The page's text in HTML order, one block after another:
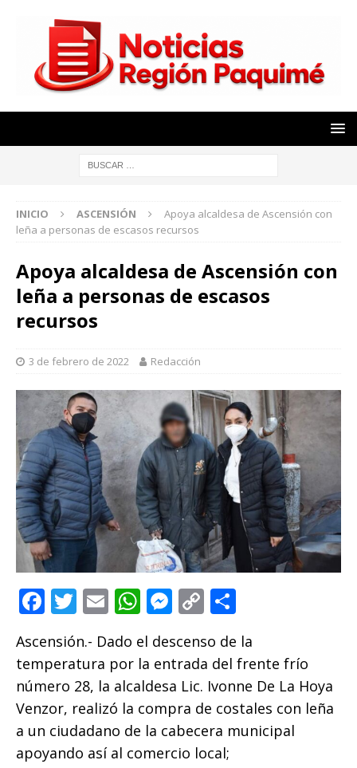
INICIO ASCENSIÓN
Apoya alcaldesa de Ascensión con
leña a personas de escasos recursos
Apoya alcaldesa de Ascensión con
leña a personas de escasos
recursos
3 de febrero de 2022 Redacción
F
c
e
b
o
o
T
it
te
r
E
m
ai
l
W
h
at
s
A
p
p
M
ss
e
n
g
e
C
p
y
Li
n
k
o
m
p
ar
ti
Ascensión.- Dado el descenso de la
temperatura por la entrada del frente frío
número 28, la alcaldesa Lic. Ivonne De La Hoya
Venzor, realizó la compra de costales con leña
a un ciudadano de la cabecera municipal
apoyando así al comercio local;